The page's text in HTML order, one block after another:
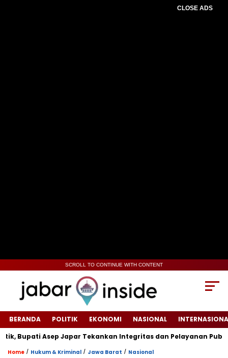
CLOSE ADS
SCROLL TO CONTINUE WITH CONTENT
BERANDA POLITIK EKONOMI NASIONAL
Asep Japar Tekankan Integritas dan Pelayanan Publik
Home / Hukum & Kriminal / Jawa Barat / Nasional